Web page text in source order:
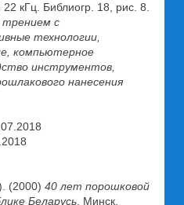
кГц. Библиогр. 18, рис. 8.
трением с
технологии,
компьютерное
инструментов,
нанесения
(2000) 40 лет порошковой
Беларусь . Минск,